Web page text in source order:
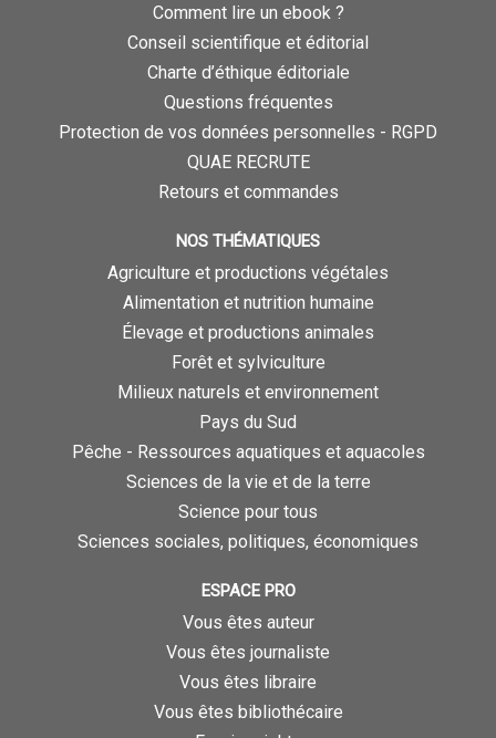
Comment lire un ebook ?
Conseil scientifique et éditorial
Charte d’éthique éditoriale
Questions fréquentes
Protection de vos données personnelles - RGPD
QUAE RECRUTE
Retours et commandes
NOS THÉMATIQUES
Agriculture et productions végétales
Alimentation et nutrition humaine
Élevage et productions animales
Forêt et sylviculture
Milieux naturels et environnement
Pays du Sud
Pêche - Ressources aquatiques et aquacoles
Sciences de la vie et de la terre
Science pour tous
Sciences sociales, politiques, économiques
ESPACE PRO
Vous êtes auteur
Vous êtes journaliste
Vous êtes libraire
Vous êtes bibliothécaire